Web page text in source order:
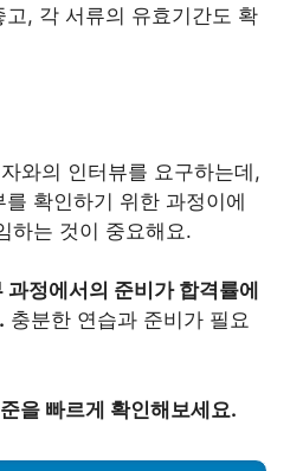
, 각 서류의 유효기간도 확
와의 인터뷰를 요구하는데,
확인하기 위한 과정이에
하는 것이 중요해요.
정에서의 준비가 합격률에
충분한 연습과 준비가 필요
을 빠르게 확인해보세요.